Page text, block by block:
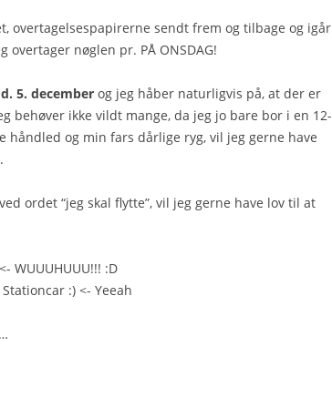
overtagelsespapirerne sendt frem og tilbage og igår
overtager nøglen pr. PÅ ONSDAG!
d. 5. december og jeg håber naturligvis på, at der er
ikke vildt mange, da jeg jo bare bor i en 12-
håndled og min fars dårlige ryg, vil jeg gerne have
ordet “jeg skal flytte”, vil jeg gerne have lov til at
WUUUHUUU!!! :D
:) <- Yeeah